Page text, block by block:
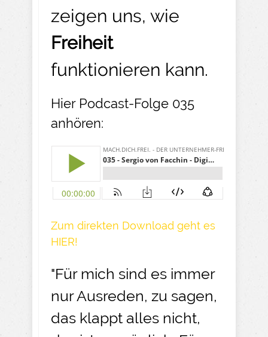
zeigen uns, wie
Freiheit
funktionieren kann.
Hier Podcast-Folge 035
anhören:
Zum direkten Download geht es
HIER!
"Für mich sind es immer
nur Ausreden, zu sagen,
das klappt alles nicht,